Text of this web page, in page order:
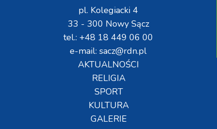
pl. Kolegiacki 4
33 - 300 Nowy Sącz
tel.: +48 18 449 06 00
e-mail: sacz@rdn.pl
AKTUALNOŚCI
RELIGIA
SPORT
KULTURA
GALERIE